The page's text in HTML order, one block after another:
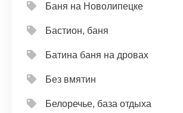
Баня на Новолипецке
Бастион, баня
Батина баня на дровах
Без вмятин
Белоречье, база отдыха